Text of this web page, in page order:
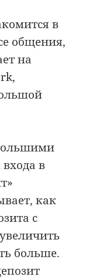
в
общения,
на
в
как
с
больше.